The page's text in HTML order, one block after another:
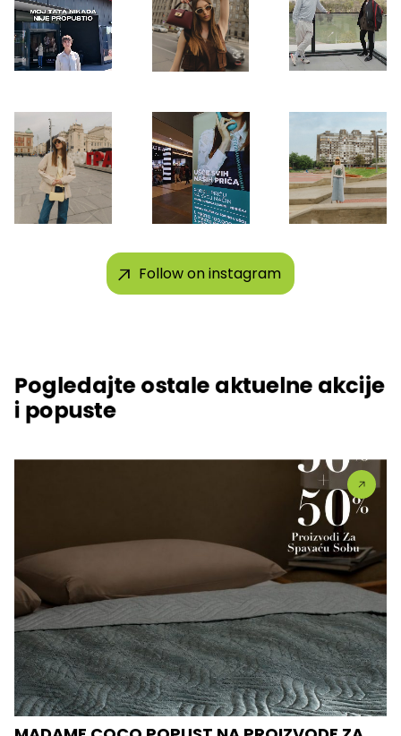
Follow on instagram
Pogledajte ostale aktuelne akcije
i popuste